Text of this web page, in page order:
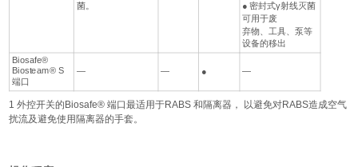
菌。
● 密封式γ射线灭菌
可用于废
弃物、工具、泵等
设备的移出
Biosafe®
Biosteam® S
端口
— — ● —
1 外控开关的Biosafe® 端口最适用于RABS 和隔离器， 以避免对RABS造成空气
扰流及避免使用隔离器的手套。